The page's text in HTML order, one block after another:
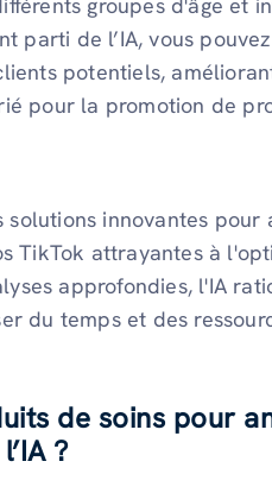
groupes d'âge et
parti de l’IA, vous
potentiels,
pour la promotion de
solutions innovantes pour
TikTok attrayantes à
approfondies, l'IA
du temps et des
de soins pour
?